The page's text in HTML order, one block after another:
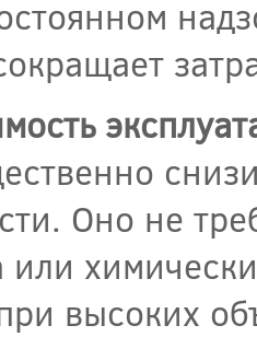
Оно не
или
высоких